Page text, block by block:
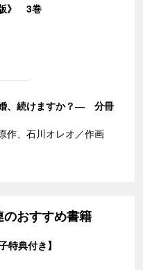
》 3巻
、続けますか？― 分冊
作、石川オレオ／作画
のおすすめ書籍
典付き】